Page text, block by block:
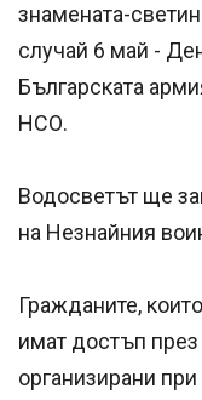
знамената-
случай 6 май -
Българската
НСО.
Водосветът ще
на Незнайния
Гражданите,
имат достъп през
организирани